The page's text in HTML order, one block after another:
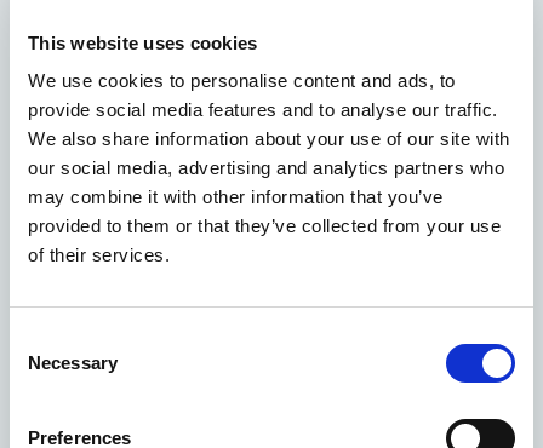
This website uses cookies
We use cookies to personalise content and ads, to
provide social media features and to analyse our traffic.
We also share information about your use of our site with
our social media, advertising and analytics partners who
may combine it with other information that you’ve
provided to them or that they’ve collected from your use
of their services.
Selection
Necessary
Preferences
Post an die Adresse des Rechtssitzes des
Datenverantwortlichen oder an die im Abschnitt
„Datenverantwortlicher“ angegebene E-Mail-Adresse
alle Ihnen zuerkannten Rechte ausüben.
COOKIE-RICHTLINIE
Der Inhaber der Datenverarbeitung innerhalb der
Website verwendet Cookies, um den Browser oder
das Gerät zu erkennen, mehr über die Interessen des
Benutzers zu erfahren und falls vorgesehen
Cookies sind kleine Textdateien, die die vom Nutzer
besuchten Webseiten an sein Endnutzergerät (für
gewöhnlich im Browser) senden. Hier werden sie
gespeichert, um dann beim nächsten Besuch